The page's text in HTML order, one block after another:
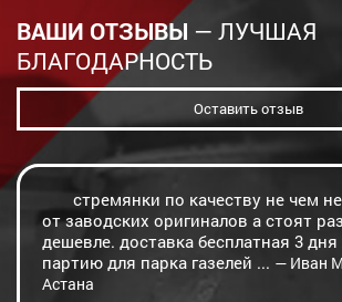
ВАШИ ОТЗЫВЫ — ЛУЧШАЯ
БЛАГОДАРНОСТЬ
Оставить отзыв
стремянки по качеству не чем
от заводских оригиналов а стоят
дешевле. доставка бесплатная 3
партию для парка газелей ... — Иван
Астана